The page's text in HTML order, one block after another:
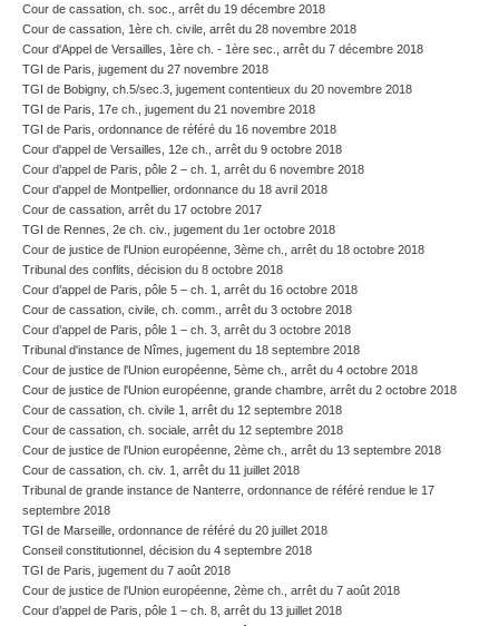
Cour de cassation, ch. soc., arrêt du 19 décembre 2018
Cour de cassation, 1ère ch. civile, arrêt du 28 novembre 2018
Cour d'Appel de Versailles, 1ère ch. - 1ère sec., arrêt du 7 décembre 2018
TGI de Paris, jugement du 27 novembre 2018
TGI de Bobigny, ch.5/sec.3, jugement contentieux du 20 novembre 2018
TGI de Paris, 17e ch., jugement du 21 novembre 2018
TGI de Paris, ordonnance de référé du 16 novembre 2018
Cour d'appel de Versailles, 12e ch., arrêt du 9 octobre 2018
Cour d’appel de Paris, pôle 2 – ch. 1, arrêt du 6 novembre 2018
Cour d'appel de Montpellier, ordonnance du 18 avril 2018
Cour de cassation, arrêt du 17 octobre 2017
TGI de Rennes, 2e ch. civ., jugement du 1er octobre 2018
Cour de justice de l'Union européenne, 3ème ch., arrêt du 18 octobre 2018
Tribunal des conflits, décision du 8 octobre 2018
Cour d’appel de Paris, pôle 5 – ch. 1, arrêt du 16 octobre 2018
Cour de cassation, civile, ch. comm., arrêt du 3 octobre 2018
Cour d’appel de Paris, pôle 1 – ch. 3, arrêt du 3 octobre 2018
Tribunal d'instance de Nîmes, jugement du 18 septembre 2018
Cour de justice de l'Union européenne, 5ème ch., arrêt du 4 octobre 2018
Cour de justice de l'Union européenne, grande chambre, arrêt du 2 octobre 2018
Cour de cassation, ch. civile 1, arrêt du 12 septembre 2018
Cour de cassation, ch. sociale, arrêt du 12 septembre 2018
Cour de justice de l'Union européenne, 2ème ch., arrêt du 13 septembre 2018
Cour de cassation, ch. civ. 1, arrêt du 11 juillet 2018
Tribunal de grande instance de Nanterre, ordonnance de référé rendue le 17
septembre 2018
TGI de Marseille, ordonnance de référé du 20 juillet 2018
Conseil constitutionnel, décision du 4 septembre 2018
TGI de Paris, jugement du 7 août 2018
Cour de justice de l'Union européenne, 2ème ch., arrêt du 7 août 2018
Cour d’appel de Paris, pôle 1 – ch. 8, arrêt du 13 juillet 2018